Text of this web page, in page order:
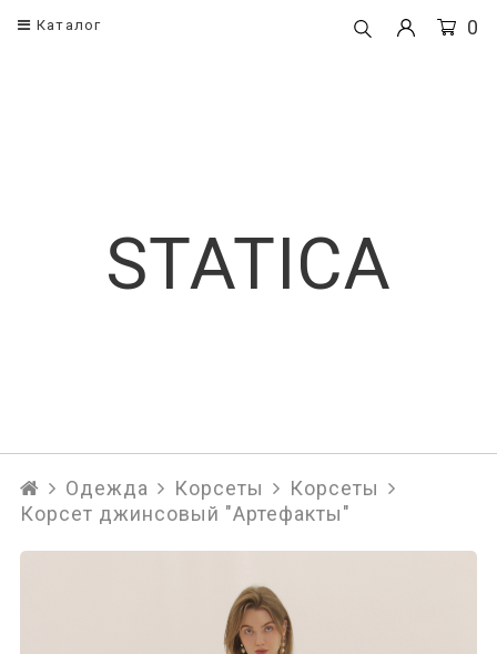
Каталог 0
STATICA
Одежда Корсеты
Корсеты
Корсет джинсовый "Артефакты"
Рубашки и блузы
Топы
Аксессуары